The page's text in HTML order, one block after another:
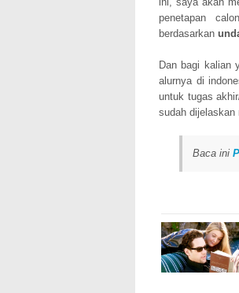
penetapan
berdasarkan
Dan bagi kalian
alurnya di
untuk tugas
sudah dijelaskan
Baca ini P